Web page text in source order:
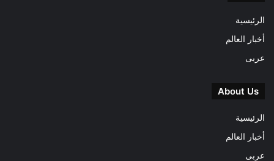
الرئيسية
أخبار العالم
عربى
About Us
الرئيسية
أخبار العالم
عربى